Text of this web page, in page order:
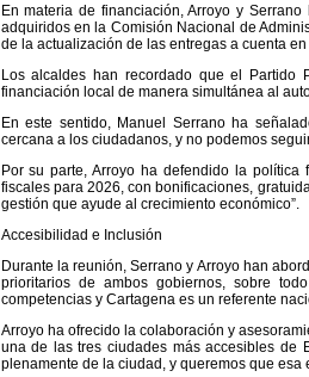
En materia de financiación, Arroyo y
adquiridos en la Comisión Nacional de
de la actualización de las entregas a cuenta
Los alcaldes han recordado que el Partido
financiación local de manera simultánea al
En este sentido, Manuel Serrano ha
cercana a los ciudadanos, y no podemos
Por su parte, Arroyo ha defendido la
fiscales para 2026, con bonificaciones,
gestión que ayude al crecimiento económico”.
Accesibilidad e Inclusión
Durante la reunión, Serrano y Arroyo han
prioritarios de ambos gobiernos, sobre
competencias y Cartagena es un referente
Arroyo ha ofrecido la colaboración y
una de las tres ciudades más accesibles de
plenamente de la ciudad, y queremos que